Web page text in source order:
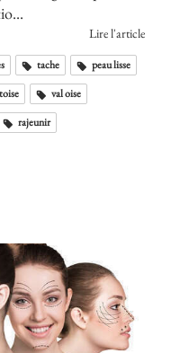
Lire l'article
tache
peau lisse
val oise
rajeunir